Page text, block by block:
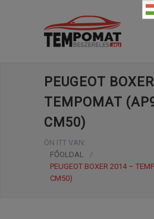
PEUGEOT
TEMPOMAT
CM50)
ÖN ITT VAN:
FŐOLDAL
/
PEUGEOT BOXER 2014 –
CM50)